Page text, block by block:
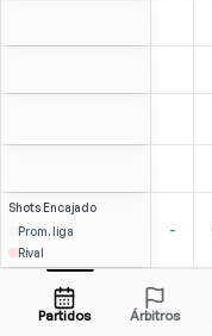
Shots Encajado
Prom. liga
Rival
-
K. Bennett Abrir menú
3.14
Partidos Árbitros